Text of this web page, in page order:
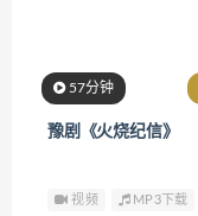
57分钟
豫剧《火烧纪信》
视频 MP3下载